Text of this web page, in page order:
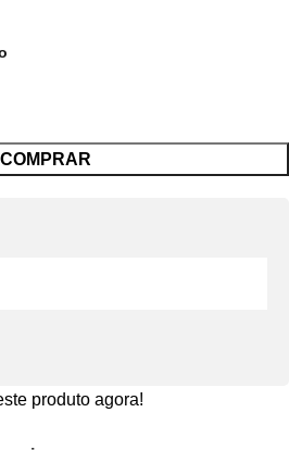
COMPRAR
produto agora!